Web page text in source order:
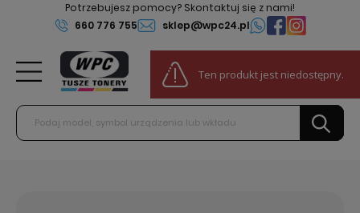
Potrzebujesz pomocy? Skontaktuj się z nami!
660 776 755
sklep@wpc24.pl
0
Do darmowej dostawy:
Ten produkt jest niedostępny.